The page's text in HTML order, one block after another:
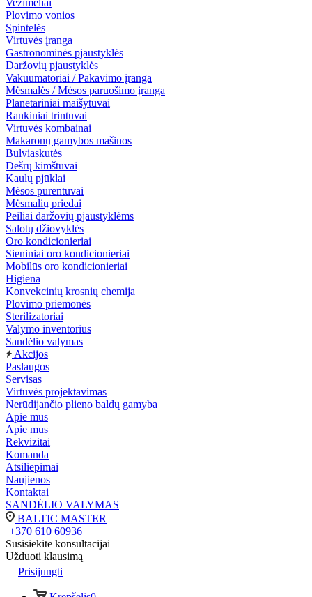
Vežimėliai
Plovimo vonios
Spintelės
Virtuvės įranga
Gastronominės pjaustyklės
Daržovių pjaustyklės
Vakuumatoriai / Pakavimo įranga
Mėsmalės / Mėsos paruošimo įranga
Planetariniai maišytuvai
Rankiniai trintuvai
Virtuvės kombainai
Makaronų gamybos mašinos
Bulviaskutės
Dešrų kimštuvai
Kaulų pjūklai
Mėsos purentuvai
Mėsmalių priedai
Peiliai daržovių pjaustyklėms
Salotų džiovyklės
Oro kondicionieriai
Sieniniai oro kondicionieriai
Mobilūs oro kondicionieriai
Higiena
Konvekcinių krosnių chemija
Plovimo priemonės
Sterilizatoriai
Valymo inventorius
Sandėlio valymas
Akcijos
Paslaugos
Servisas
Virtuvės projektavimas
Nerūdijančio plieno baldų gamyba
Apie mus
Apie mus
Rekvizitai
Komanda
Atsiliepimai
Naujienos
Kontaktai
SANDĖLIO VALYMAS
BALTIC MASTER
+370 610 60936
Susisiekite konsultacijai
Užduoti klausimą
Prisijungti